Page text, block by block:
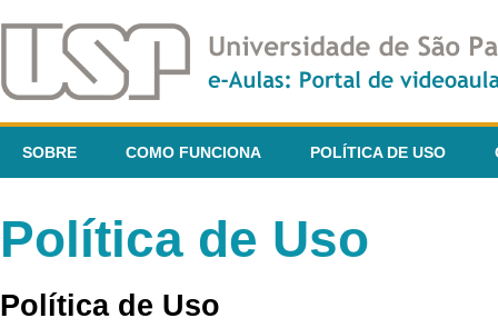
SOBRE COMO FUNCIONA POLÍTICA DE USO
Política de Uso
Política de Uso